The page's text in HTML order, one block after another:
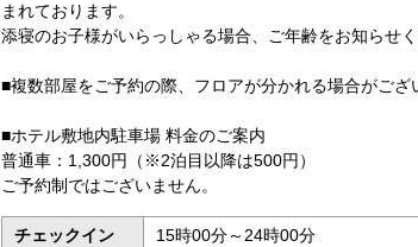
まれております。
添寝のお子様がいらっしゃる場合、ご年齢をお知らせく
■複数部屋をご予約の際、フロアが分かれる場合がござ
■ホテル敷地内駐車場 料金のご案内
普通車：1,300円（※2泊目以降は500円）
ご予約制ではございません。
チェックイン
15時00分～24時00分